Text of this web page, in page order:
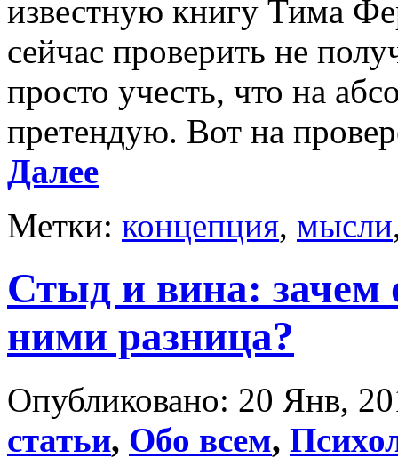
известную книгу Тима
сейчас проверить не
просто учесть, что на
претендую. Вот на
Далее
Метки: концепция, мысли
Стыд и вина: зачем
ними разница?
Опубликовано: 20 Янв,
статьи, Обо всем,